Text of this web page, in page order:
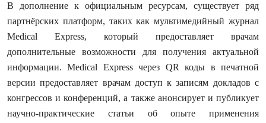
В дополнение к официальным ресурсам, существует ряд
партнёрских платформ, таких как мультимедийный журнал
Medical Express, который предоставляет врачам
дополнительные возможности для получения актуальной
информации. Medical Express через QR коды в печатной
версии предоставляет врачам доступ к записям докладов с
конгрессов и конференций, а также анонсирует и публикует
научно-практические статьи об опыте применения